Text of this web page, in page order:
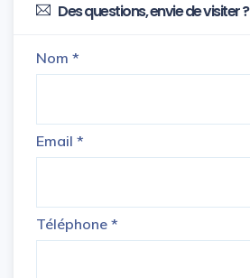
Des questions, envie de visiter ?
Nom *
Email *
Téléphone *